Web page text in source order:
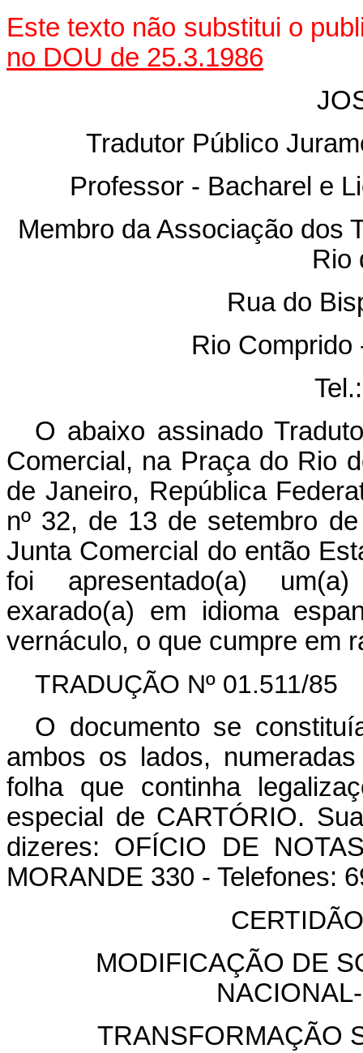
Este texto não substitui o
no DOU de 25.3.1986
Tradutor Público
Professor - Bacharel e
Membro da Associação dos
Rio
Rua do
Rio Comprido
O abaixo assinado
Comercial, na Praça do Rio
de Janeiro, República
nº 32, de 13 de setembro
Junta Comercial do então
foi apresentado(a) um(a)
exarado(a) em idioma
vernáculo, o que cumpre em
TRADUÇÃO Nº 01.511/85
O documento se
ambos os lados,
folha que continha
especial de CARTÓRIO.
dizeres: OFÍCIO DE
MORANDE 330 - Telefones:
MODIFICAÇÃO DE
TRANSFORMAÇÃO